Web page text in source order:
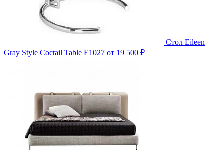
Стол Eileen
Gray Style Coctail Table E1027 от 19 500 ₽